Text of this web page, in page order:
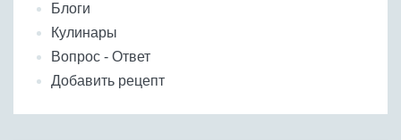
Блоги
Кулинары
Вопрос - Ответ
Добавить рецепт